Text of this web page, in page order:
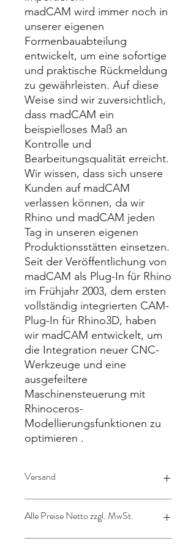
madCAM wird immer noch in
unserer eigenen
Formenbauabteilung
entwickelt, um eine sofortige
und praktische Rückmeldung
zu gewährleisten. Auf diese
Weise sind wir zuversichtlich,
dass madCAM ein
beispielloses Maß an
Kontrolle und
Bearbeitungsqualität erreicht.
Wir wissen, dass sich unsere
Kunden auf madCAM
verlassen können, da wir
Rhino und madCAM jeden
Tag in unseren eigenen
Produktionsstätten einsetzen.
Seit der Veröffentlichung von
madCAM als Plug-In für Rhino
im Frühjahr 2003, dem ersten
vollständig integrierten CAM-
Plug-In für Rhino3D, haben
wir madCAM entwickelt, um
die Integration neuer CNC-
Werkzeuge und eine
ausgefeiltere
Maschinensteuerung mit
Rhinoceros-
Modellierungsfunktionen zu
optimieren .
Versand
Alle Preise Netto zzgl. MwSt.